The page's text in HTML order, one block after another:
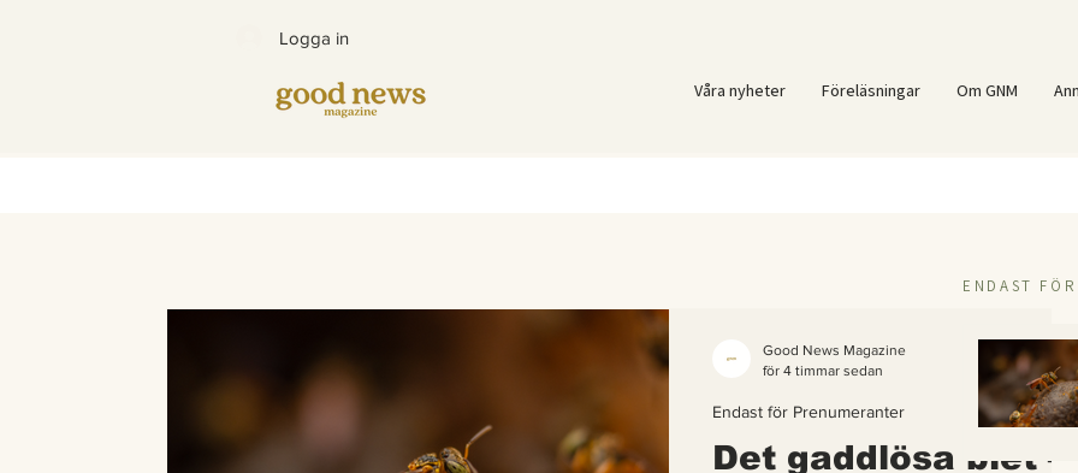
Logga in
Våra nyheter Föreläsningar Om GNM
Det gaddlösa biet –
Endast för Prenumeranter
Good News Magazine
för 4 timmar sedan
ENDAST